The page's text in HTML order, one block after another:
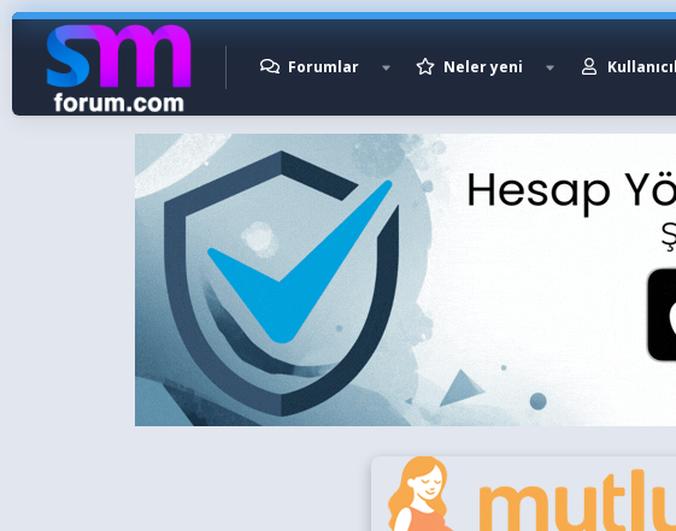
Forumlar Neler yeni